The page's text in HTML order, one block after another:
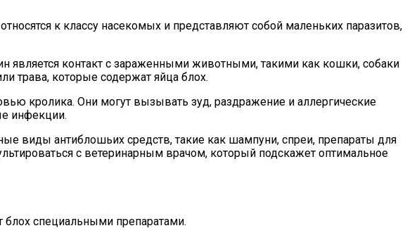
к классу насекомых и представляют собой маленьких паразитов,
является контакт с зараженными животными, такими как кошки, собаки
трава, которые содержат яйца блох.
кролика. Они могут вызывать зуд, раздражение и аллергические
инфекции.
виды антиблошьих средств, такие как шампуни, спреи, препараты для
с ветеринарным врачом, который подскажет оптимальное
блох специальными препаратами.